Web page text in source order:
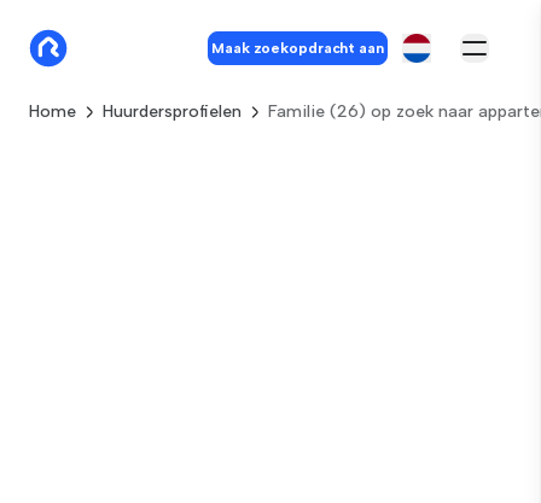
Maak zoekopdracht aan
Home Huurdersprofielen Familie (26) op zoek naar